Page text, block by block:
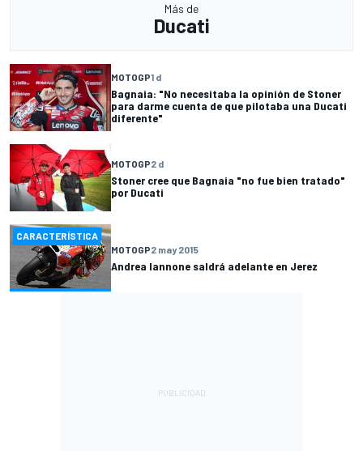
Más de
Ducati
MOTOGP1 d
Bagnaia: "No necesitaba la opinión de Stoner
para darme cuenta de que pilotaba una Ducati
diferente"
MOTOGP2 d
Stoner cree que Bagnaia "no fue bien tratado"
por Ducati
CARACTERÍSTICA
MOTOGP2 may 2015
Andrea Iannone saldrá adelante en Jerez